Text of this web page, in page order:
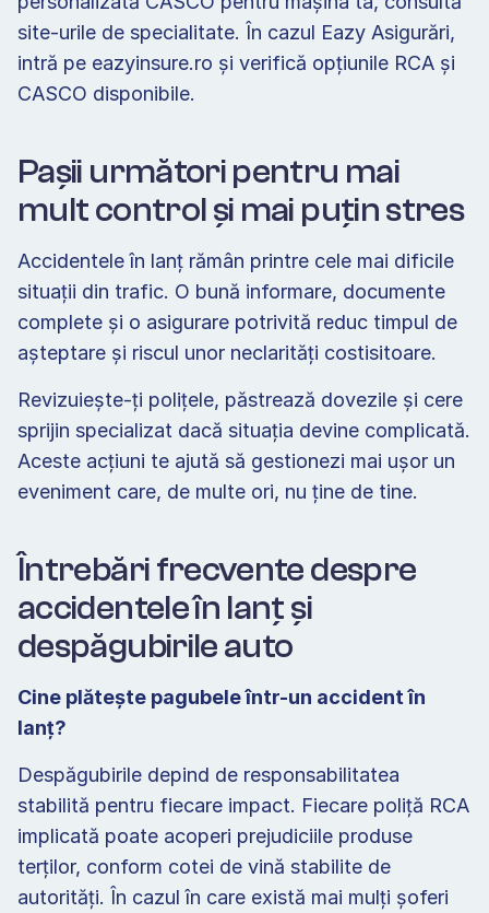
site-urile de specialitate. În cazul Eazy Asigurări,
intră pe eazyinsure.ro și verifică opțiunile RCA și
CASCO disponibile.
Pașii următori pentru mai
mult control și mai puțin stres
Accidentele în lanț rămân printre cele mai dificile
situații din trafic. O bună informare, documente
complete și o asigurare potrivită reduc timpul de
așteptare și riscul unor neclarități costisitoare.
Revizuiește-ți polițele, păstrează dovezile și cere
sprijin specializat dacă situația devine complicată.
Aceste acțiuni te ajută să gestionezi mai ușor un
eveniment care, de multe ori, nu ține de tine.
Întrebări frecvente despre
accidentele în lanț și
despăgubirile auto
Cine plătește pagubele într-un accident în
lanț?
Despăgubirile depind de responsabilitatea
stabilită pentru fiecare impact. Fiecare poliță RCA
implicată poate acoperi prejudiciile produse
terților, conform cotei de vină stabilite de
autorități. În cazul în care există mai mulți șoferi